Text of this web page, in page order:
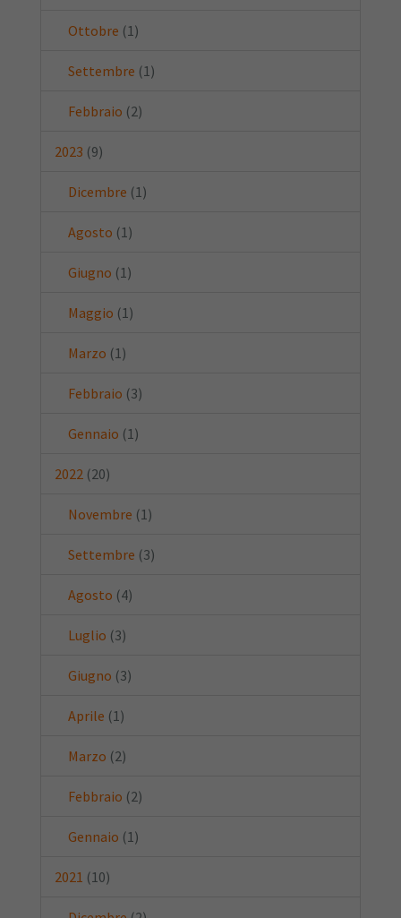
Ottobre (1)
Settembre (1)
Febbraio (2)
2023 (9)
Dicembre (1)
Agosto (1)
Giugno (1)
Maggio (1)
Marzo (1)
Febbraio (3)
Gennaio (1)
2022 (20)
Novembre (1)
Settembre (3)
Agosto (4)
Luglio (3)
Giugno (3)
Aprile (1)
Marzo (2)
Febbraio (2)
Gennaio (1)
2021 (10)